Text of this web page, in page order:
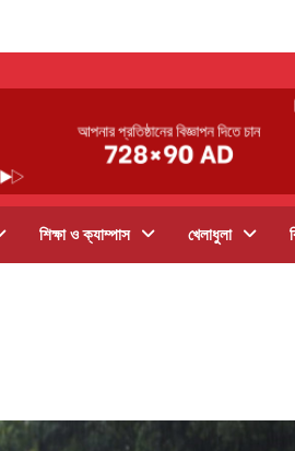
শিক্ষা ও ক্যাম্পাস খেলাধুলা